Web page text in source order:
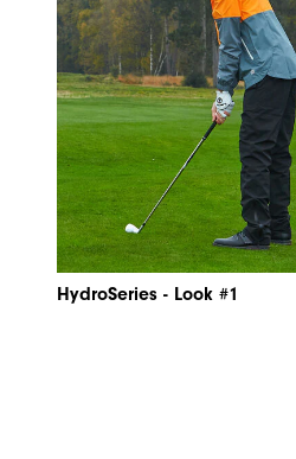
HydroSeries - Look #1